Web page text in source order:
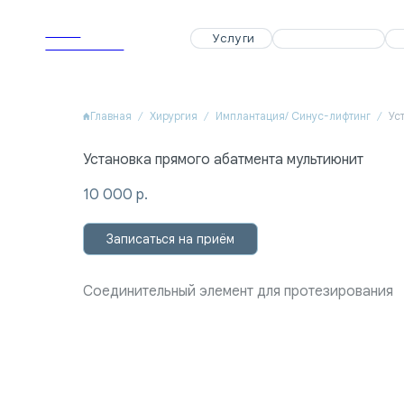
Услуги Специалисты Акции
Dental Clinic Услуги Специалисты Акции
Dental Clinic
Главная Хирургия Имплантация/ Синус-лифтинг
Установка прямого абатмента мультиюнит
10 000 р.
Записаться на приём
Соединительный элемент для протезирования